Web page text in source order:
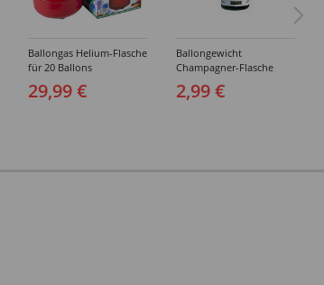
Ballongas Helium-Flasche
für 20 Ballons
29,99 €
Ballongewicht
Champagner-Flasche
2,99 €